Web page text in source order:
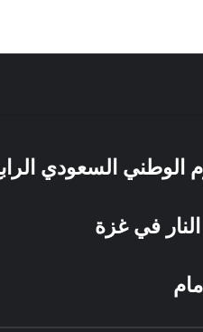
الوطني السعودي
في غزة